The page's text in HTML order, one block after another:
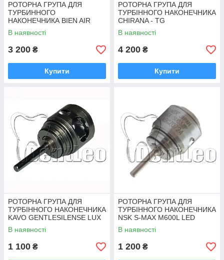
РОТОРНА ГРУПА ДЛЯ
ТУРБИННОГО
НАКОНЕЧНИКА BIEN AIR
BlackPear X66
В наявності
3 200 ₴
Купити
РОТОРНА ГРУПА ДЛЯ
ТУРБІННОГО НАКОНЕЧНИКА
CHIRANA - TG
В наявності
4 200 ₴
Купити
РОТОРНА ГРУПА ДЛЯ
ТУРБІННОГО НАКОНЕЧНИКА
KAVO GENTLESILENSE LUX
660B LED - 45*
В наявності
1 100 ₴
РОТОРНА ГРУПА ДЛЯ
ТУРБІННОГО НАКОНЕЧНИКА
NSK S-MAX M600L LED
В наявності
1 200 ₴